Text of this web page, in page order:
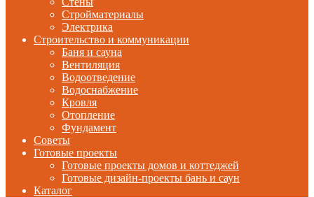
Стройматериалы
Электрика
Строительство и коммуникации
Баня и сауна
Вентиляция
Водоотведение
Водоснабжение
Кровля
Отопление
Фундамент
Советы
Готовые проекты
Готовые проекты домов и коттеджей
Готовые дизайн-проекты бань и саун
Каталог